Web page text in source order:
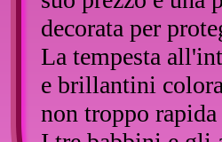
decorata per
La tempesta
e brillantini
non troppo